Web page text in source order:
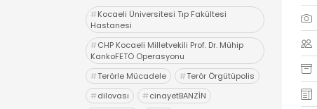
#Kocaeli Üniversitesi Tıp Fakültesi
Hastanesi
#CHP Kocaeli Milletvekili Prof. Dr. Mühip
KankoFETÖ Operasyonu
#Terörle Mücadele #Terör Örgütüpolis
#dilovası #cinayetBANZİN